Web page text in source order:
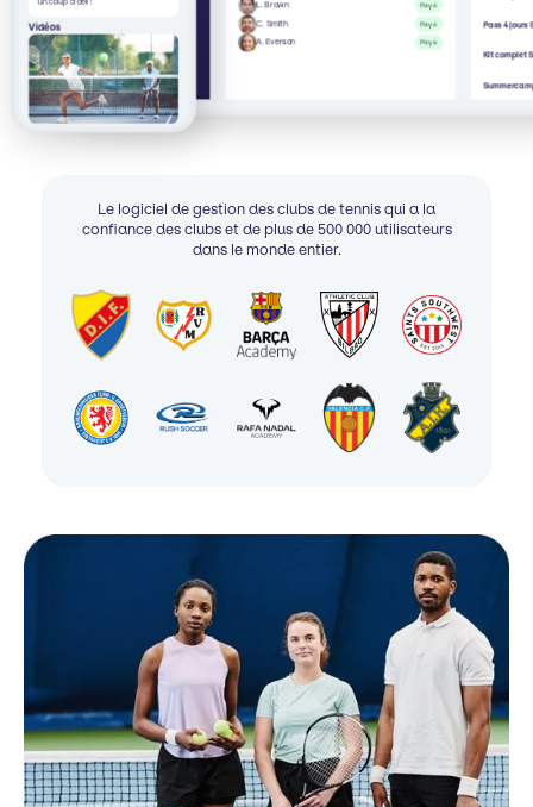
un coup d'œil !
Vidéos
L. Brown Payé
C. Smith Payé
A. Everson Payé
Pass 4 jours
Kit complet
Le logiciel de gestion des clubs de tennis qui a la
confiance des clubs et de plus de 500 000 utilisateurs
dans le monde entier.